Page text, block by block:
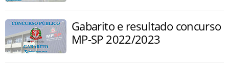
Gabarito e resultado concurso
MP-SP 2022/2023